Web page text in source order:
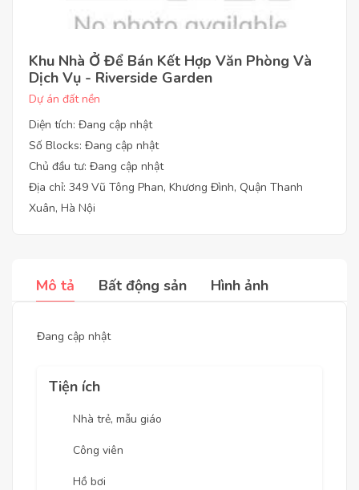
Khu Nhà Ở Để Bán Kết Hợp Văn Phòng Và
Dịch Vụ - Riverside Garden
Dự án đất nền
Diện tích: Đang cập nhật
Số Blocks: Đang cập nhật
Chủ đầu tư: Đang cập nhật
Địa chỉ: 349 Vũ Tông Phan, Khương Đình, Quận Thanh
Xuân, Hà Nội
Mô tả Bất động sản Hình ảnh
Đang cập nhật
Tiện ích
Nhà trẻ, mẫu giáo
Công viên
Hồ bơi